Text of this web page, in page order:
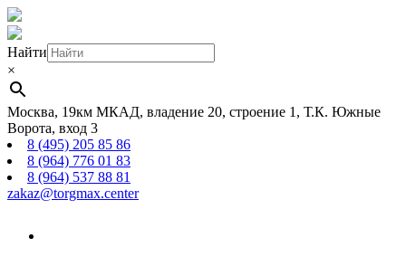
Найти
×
Москва, 19км МКАД, владение 20, строение 1, Т.К. Южные
Ворота, вход 3
8 (495) 205 85 86
8 (964) 776 01 83
8 (964) 537 88 81
zakaz@torgmax.center